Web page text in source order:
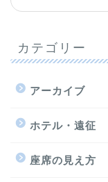
カテゴリー
アーカイブ
ホテル・遠征
座席の見え方